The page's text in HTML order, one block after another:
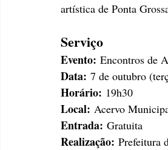
artística de Ponta
Serviço
Evento: Encontros de
Data: 7 de outubro
Horário: 19h30
Local: Acervo
Entrada: Gratuita
Realização: Prefeitura